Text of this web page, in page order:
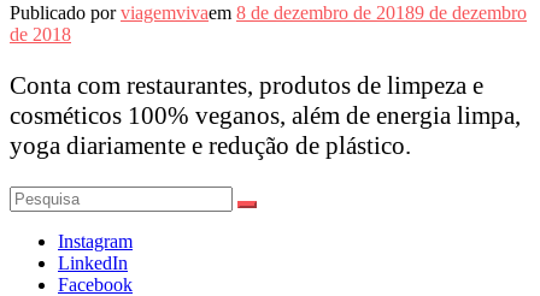
Publicado porviagemvivaem 8 de dezembro de 20189 de dezembro
de 2018
Conta com restaurantes, produtos de limpeza e
cosméticos 100% veganos, além de energia limpa,
yoga diariamente e redução de plástico.
Pesquisar
por:
Instagram
LinkedIn
Facebook